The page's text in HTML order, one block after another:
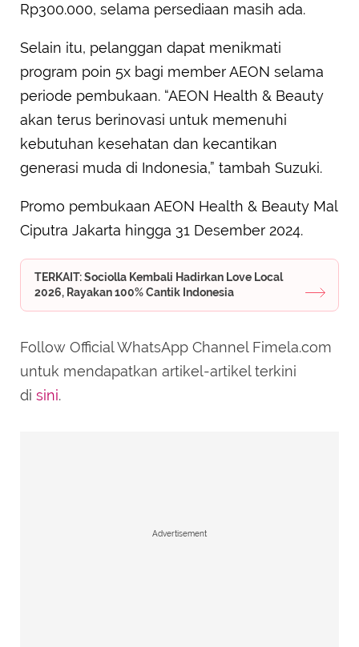
Rp300.000, selama persediaan masih ada.
Selain itu, pelanggan dapat menikmati
program poin 5x bagi member AEON selama
periode pembukaan. “AEON Health & Beauty
akan terus berinovasi untuk memenuhi
kebutuhan kesehatan dan kecantikan
generasi muda di Indonesia,” tambah Suzuki.
Promo pembukaan AEON Health & Beauty Mal
Ciputra Jakarta hingga 31 Desember 2024.
TERKAIT: Sociolla Kembali Hadirkan Love Local
2026, Rayakan 100% Cantik Indonesia
Follow Official WhatsApp Channel Fimela.com
untuk mendapatkan artikel-artikel terkini
di sini.
Advertisement